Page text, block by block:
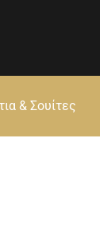
& Σουίτες